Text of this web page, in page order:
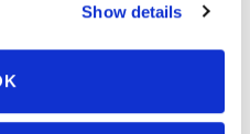
Show details